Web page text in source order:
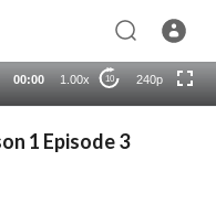
00:00 1.00x 10 240p
auto
1 Episode 3